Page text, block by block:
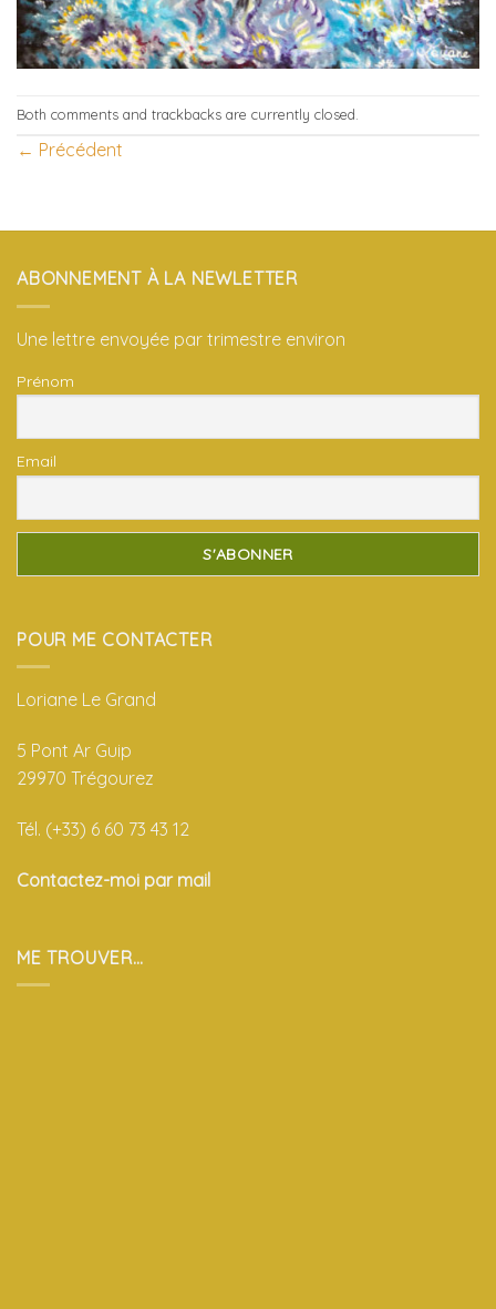
Both comments and trackbacks are currently closed.
← Précédent
ABONNEMENT À LA NEWLETTER
Une lettre envoyée par trimestre environ
Prénom
Email
POUR ME CONTACTER
Loriane Le Grand
5 Pont Ar Guip
29970 Trégourez
Tél. (+33) 6 60 73 43 12
Contactez-moi par mail
ME TROUVER…